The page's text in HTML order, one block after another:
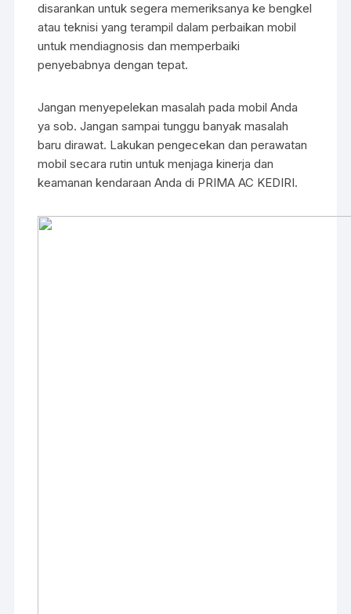
disarankan untuk segera memeriksanya ke bengkel
atau teknisi yang terampil dalam perbaikan mobil
untuk mendiagnosis dan memperbaiki
penyebabnya dengan tepat.
Jangan menyepelekan masalah pada mobil Anda
ya sob. Jangan sampai tunggu banyak masalah
baru dirawat. Lakukan pengecekan dan perawatan
mobil secara rutin untuk menjaga kinerja dan
keamanan kendaraan Anda di PRIMA AC KEDIRI.